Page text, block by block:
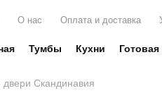
О нас Оплата и доставка
Тумбы Кухни
Скандинавия